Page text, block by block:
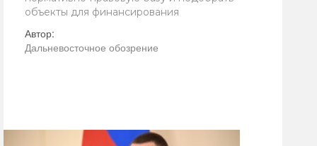
объекты для финансирования
Автор:
Дальневосточное обозрение